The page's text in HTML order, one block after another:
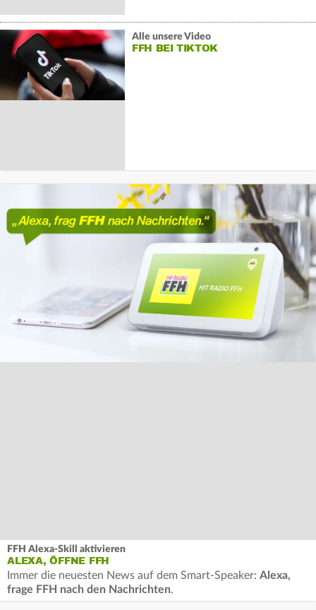
Alle unsere Video
FFH BEI TIKTOK
FFH Alexa-Skill aktivieren
ALEXA, ÖFFNE FFH
Immer die neuesten News auf dem Smart-Speaker: Alexa,
frage FFH nach den Nachrichten.